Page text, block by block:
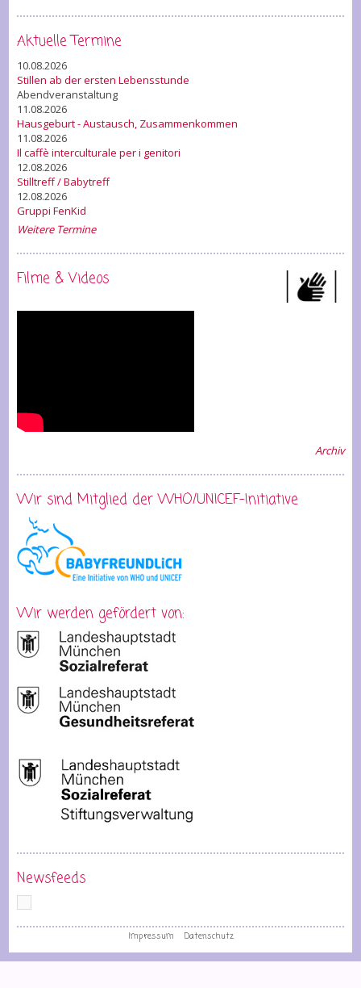
Aktuelle Termine
10.08.2026
Stillen ab der ersten Lebensstunde
Abendveranstaltung
11.08.2026
Hausgeburt - Austausch, Zusammenkommen
11.08.2026
Il caffè interculturale per i genitori
12.08.2026
Stilltreff / Babytreff
12.08.2026
Gruppi FenKid
Weitere Termine
Filme & Videos
Archiv
Wir sind Mitglied der WHO/UNICEF-Initiative
Wir werden gefördert von:
Newsfeeds
Impressum Datenschutz